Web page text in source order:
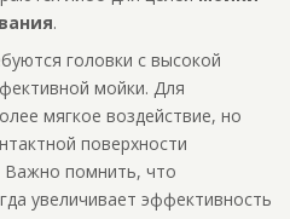
.
головки с высокой
мойки. Для
мягкое воздействие, но
поверхности
Важно помнить, что
увеличивает эффективность